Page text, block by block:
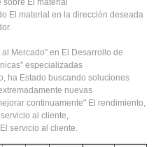
El material en la dirección deseada
Mercado" en El Desarrollo de
especializadas
ha Estado buscando soluciones
nuevas
continuamente" El rendimiento,
al cliente,
servicio al cliente.